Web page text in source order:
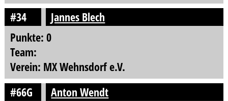
#34
Jannes Blech
Punkte: 0
Team:
Verein: MX Wehnsdorf e.V.
#66G
Anton Wendt